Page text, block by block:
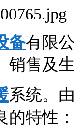
备有限
销售及
系统。
的特性